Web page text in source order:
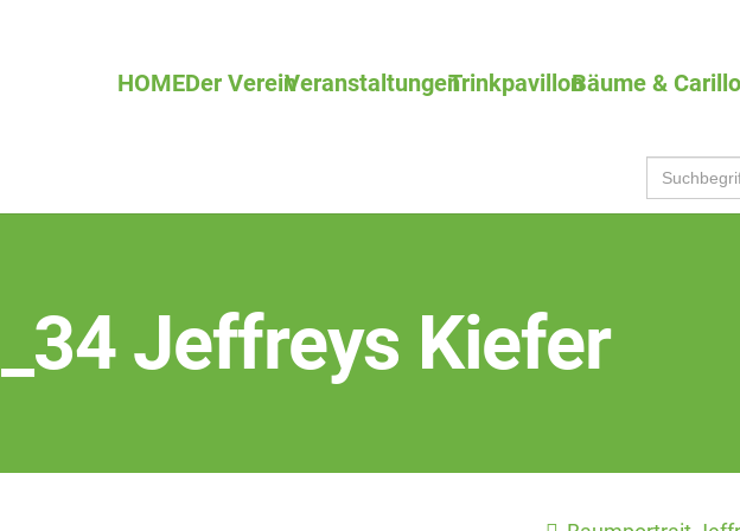
HOMEDer VereinVeranstaltungenTrinkpavillonBäume &
Search
for:
Jeffreys Kiefer